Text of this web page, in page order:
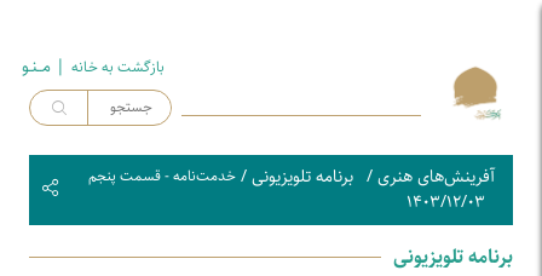
بازگشت به خـانه | مــنـو
آفرینش‌های هنری/ برنامه تلویزیونی/ خدمت‌نامه - قسمت پنجم
۱۴۰۳/۱۲/۰۳
برنامه تلویزیونی